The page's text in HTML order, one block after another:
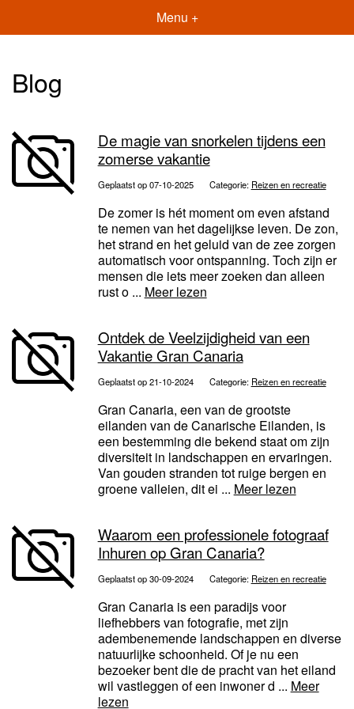
Menu +
Blog
De magie van snorkelen tijdens een
zomerse vakantie
Geplaatst op 07-10-2025 Categorie: Reizen en recreatie
De zomer is hét moment om even afstand
te nemen van het dagelijkse leven. De zon,
het strand en het geluid van de zee zorgen
automatisch voor ontspanning. Toch zijn er
mensen die iets meer zoeken dan alleen
rust o ... Meer lezen
Ontdek de Veelzijdigheid van een
Vakantie Gran Canaria
Geplaatst op 21-10-2024 Categorie: Reizen en recreatie
Gran Canaria, een van de grootste
eilanden van de Canarische Eilanden, is
een bestemming die bekend staat om zijn
diversiteit in landschappen en ervaringen.
Van gouden stranden tot ruige bergen en
groene valleien, dit ei ... Meer lezen
Waarom een professionele fotograaf
Inhuren op Gran Canaria?
Geplaatst op 30-09-2024 Categorie: Reizen en recreatie
Gran Canaria is een paradijs voor
liefhebbers van fotografie, met zijn
adembenemende landschappen en diverse
natuurlijke schoonheid. Of je nu een
bezoeker bent die de pracht van het eiland
wil vastleggen of een inwoner d ... Meer
lezen